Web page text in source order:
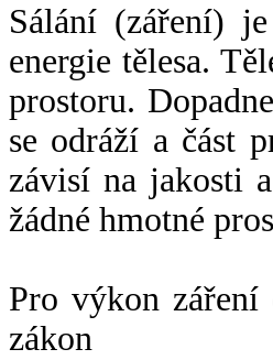
Sálání (záření)
energie tělesa.
prostoru.
se odráží a část
závisí na jakosti
žádné hmotné
Pro výkon záření
zákon